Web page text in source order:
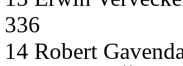
336
14 Robert